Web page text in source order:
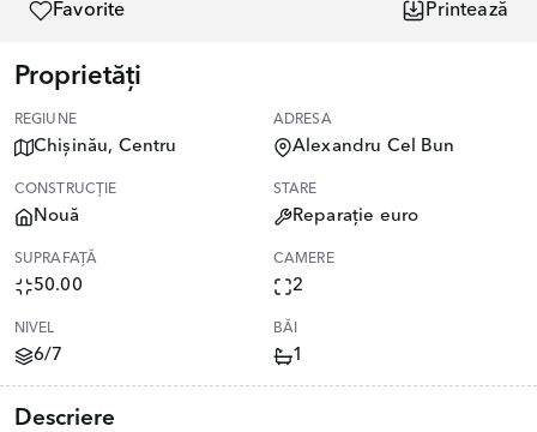
Favorite Printează
Proprietăți
REGIUNE
Chișinău, Centru
ADRESA
Alexandru Cel Bun
CONSTRUCȚIE
Nouă
STARE
Reparație euro
SUPRAFAȚĂ
50.00
CAMERE
2
NIVEL
6/7
BĂI
1
Descriere